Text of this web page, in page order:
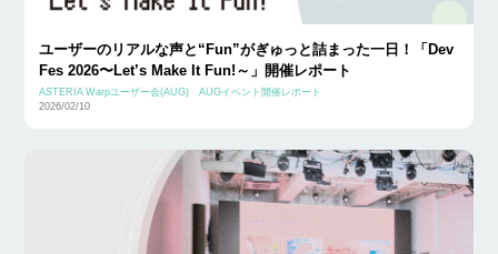
ユーザーのリアルな声と“Fun”がぎゅっと詰まった一日！「Dev
Fes 2026〜Let’s Make It Fun!～」開催レポート
ASTERIA Warpユーザー会(AUG)
AUGイベント開催レポート
2026/02/10